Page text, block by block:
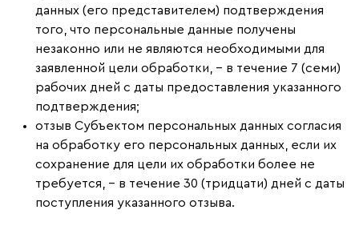
данных (его представителем) подтверждения
того, что персональные данные получены
незаконно или не являются необходимыми для
заявленной цели обработки, – в течение 7 (семи)
рабочих дней с даты предоставления указанного
подтверждения;
отзыв Субъектом персональных данных согласия
на обработку его персональных данных, если их
сохранение для цели их обработки более не
требуется, – в течение 30 (тридцати) дней с даты
поступления указанного отзыва.